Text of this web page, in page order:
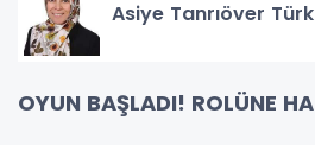
Asiye Tanrıöver
OYUN BAŞLADI! ROLÜNE